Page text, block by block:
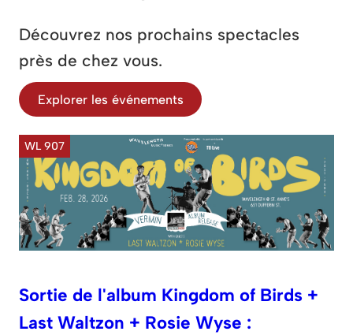
Découvrez nos prochains spectacles
près de chez vous.
Explorer les événements
WL 907
Sortie de l'album Kingdom of Birds +
Last Waltzon + Rosie Wyse :